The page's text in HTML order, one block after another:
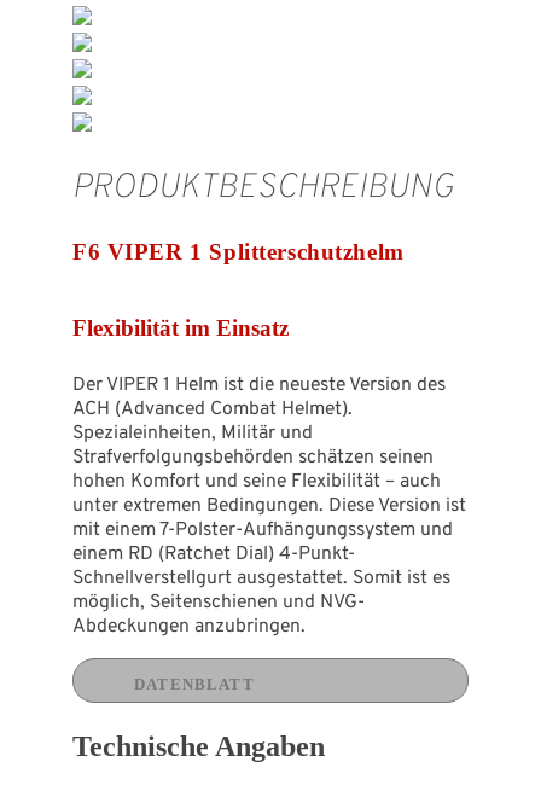
PRODUKTBESCHREIBUNG
F6 VIPER 1 Splitterschutzhelm
Flexibilität im Einsatz
Der VIPER 1 Helm ist die neueste Version des
ACH (Advanced Combat Helmet).
Spezialeinheiten, Militär und
Strafverfolgungsbehörden schätzen seinen
hohen Komfort und seine Flexibilität – auch
unter extremen Bedingungen. Diese Version ist
mit einem 7-Polster-Aufhängungssystem und
einem RD (Ratchet Dial) 4-Punkt-
Schnellverstellgurt ausgestattet. Somit ist es
möglich, Seitenschienen und NVG-
Abdeckungen anzubringen.
DATENBLATT
Technische Angaben